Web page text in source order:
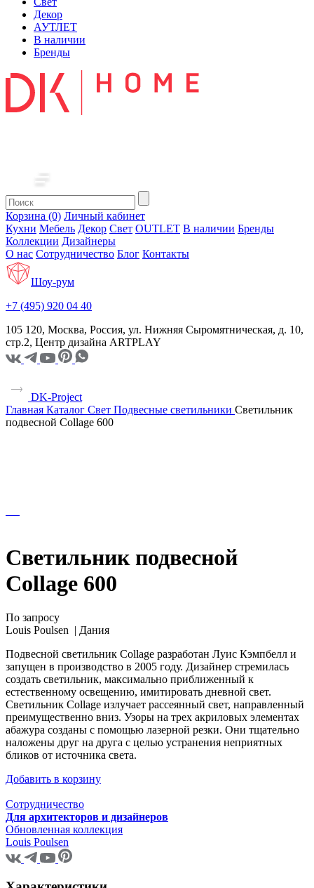
Декор
АУТЛЕТ
В наличии
Бренды
Корзина (0) Личный кабинет
Кухни Мебель Декор Свет OUTLET В наличии Бренды
Коллекции Дизайнеры
О нас Сотрудничество Блог Контакты
Шоу-рум
+7 (495) 920 04 40
105 120, Москва, Россия, ул. Нижняя Сыромятническая, д. 10,
стр.2, Центр дизайна ARTPLAY
DK-Project
Главная Каталог Свет Подвесные светильники Светильник
подвесной Collage 600
Светильник подвесной
Collage 600
По запросу
Louis Poulsen | Дания
Подвесной светильник Collage разработан Луис Кэмпбелл и
запущен в производство в 2005 году. Дизайнер стремилась
создать светильник, максимально приближенный к
естественному освещению, имитировать дневной свет.
Светильник Collage излучает рассеянный свет, направленный
преимущественно вниз. Узоры на трех акриловых элементах
абажура созданы с помощью лазерной резки. Они тщательно
наложены друг на друга с целью устранения неприятных
бликов от источника света.
Добавить в корзину
Сотрудничество
Для архитекторов и дизайнеров
Обновленная коллекция
Louis Poulsen